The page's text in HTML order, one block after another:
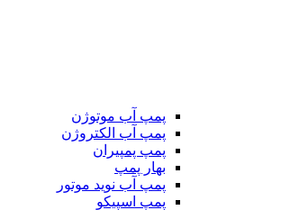
پمپ آب موتوژن
پمپ آب الکتروژن
پمپ پمپیران
بهار پمپ
پمپ آب نوید موتور
پمپ اسپیکو